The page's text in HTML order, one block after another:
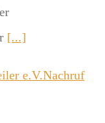
[...]
Nachruf